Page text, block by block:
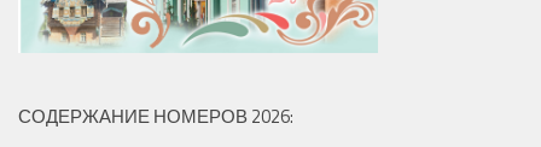
СОДЕРЖАНИЕ НОМЕРОВ 2026: